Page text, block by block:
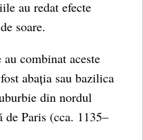
au redat efecte
soare.
combinat aceste
abația sau bazilica
din nordul
Paris (cca. 1135–